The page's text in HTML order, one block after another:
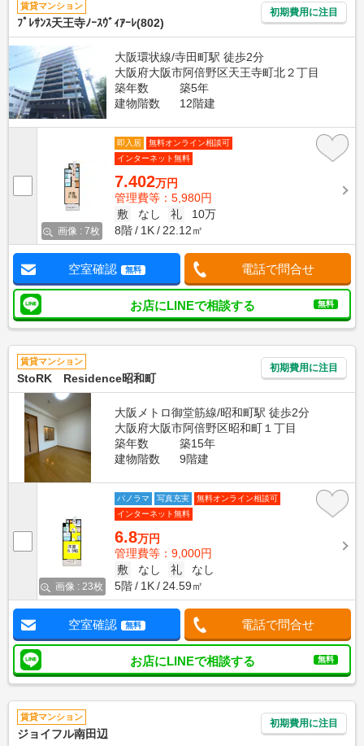
賃貸マンション
ﾌﾟﾚｻﾝｽ天王寺ﾉｰｽｳﾞｨｱｰﾚ(802)
初期費用に注目
大阪環状線/寺田町駅 徒歩2分
大阪府大阪市阿倍野区天王寺町北２丁目
築年数
築5年
建物階数
12階建
画像 : 7枚
即入居
無料オンライン相談可
インターネット無料
7.402万円
管理費等：5,980円
敷
なし 礼
10万
8階
1K 22.12㎡
空室確認 無料 電話で問合せ
お店にLINEで相談する 無料
賃貸マンション
StoRK Residence昭和町
初期費用に注目
大阪メトロ御堂筋線/昭和町駅 徒歩2分
大阪府大阪市阿倍野区昭和町１丁目
築年数
築15年
建物階数
9階建
画像 : 23枚
パノラマ 写真充実
無料オンライン相談可
インターネット無料
6.8万円
管理費等：9,000円
敷
なし 礼
なし
5階
1K 24.59㎡
空室確認 無料 電話で問合せ
お店にLINEで相談する 無料
賃貸マンション
ジョイフル南田辺
初期費用に注目